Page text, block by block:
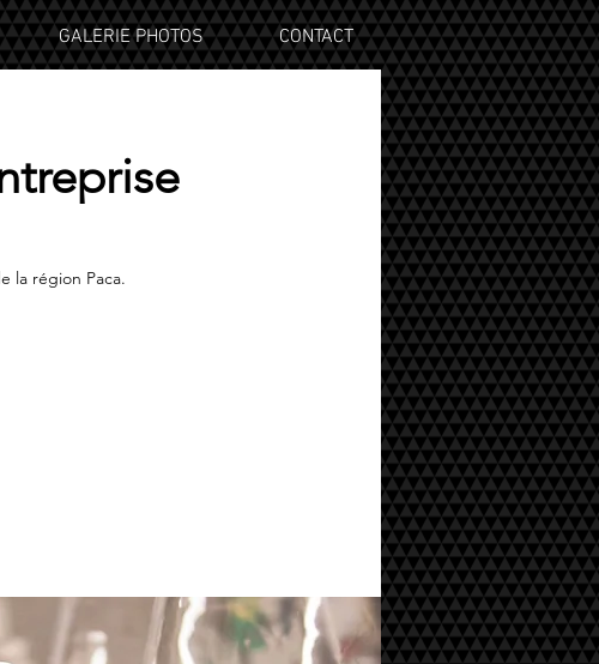
GALERIE PHOTOS CONTACT
la région Paca.